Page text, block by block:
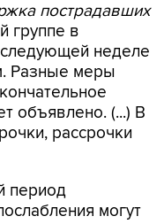
пострадавших
группе в
неделе
Разные меры
объявлено. (...) В
рассрочки
период
могут